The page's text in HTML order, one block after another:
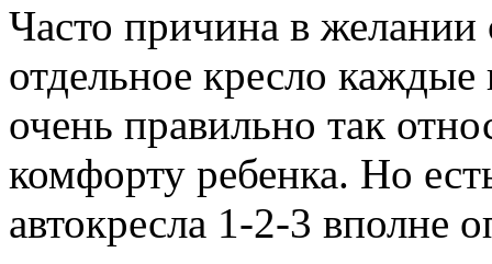
Часто причина в желании
отдельное кресло
очень правильно так
комфорту ребенка. Но
автокресла 1-2-3 вполне